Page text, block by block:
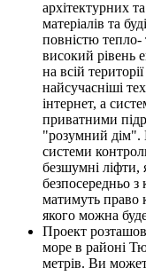
архітектурних
матеріалів та
повністю тепло-
високий рівень
на всій
найсучасніші
інтернет, а
приватними
"розумний дім".
системи
безшумні ліфти,
безпосередньо
матимуть право
якого можна
Проект
море в районі
метрів. Ви